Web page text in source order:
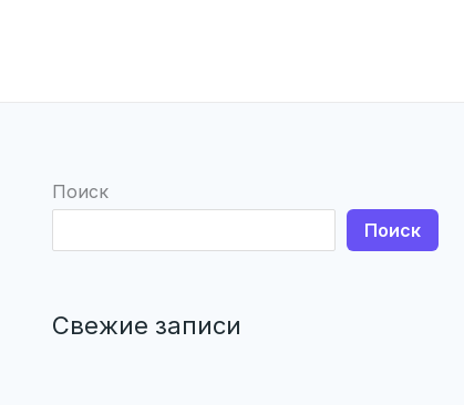
Поиск
Поиск
Свежие записи